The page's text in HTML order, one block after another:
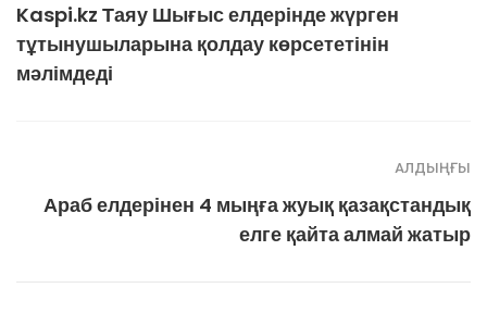
Kaspi.kz Таяу Шығыс елдерінде жүрген
тұтынушыларына қолдау көрсететінін
мәлімдеді
АЛДЫҢҒЫ
Араб елдерінен 4 мыңға жуық қазақстандық
елге қайта алмай жатыр